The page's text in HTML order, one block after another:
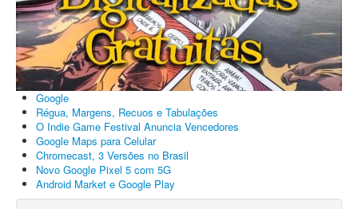
Google
Régua, Margens, Recuos e Tabulações
O Indie Game Festival Anuncia Vencedores
Google Maps para Celular
Chromecast, 3 Versões no Brasil
Novo Google Pixel 5 com 5G
Android Market e Google Play